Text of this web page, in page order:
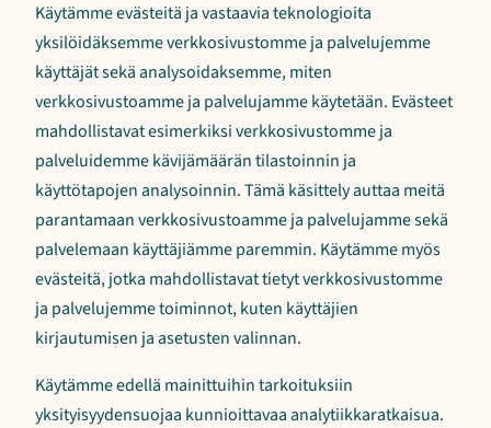
Käytämme evästeitä ja vastaavia teknologioita
yksilöidäksemme verkkosivustomme ja palvelujemme
käyttäjät sekä analysoidaksemme, miten
verkkosivustoamme ja palvelujamme käytetään. Evästeet
mahdollistavat esimerkiksi verkkosivustomme ja
palveluidemme kävijämäärän tilastoinnin ja
käyttötapojen analysoinnin. Tämä käsittely auttaa meitä
parantamaan verkkosivustoamme ja palvelujamme sekä
palvelemaan käyttäjiämme paremmin. Käytämme myös
evästeitä, jotka mahdollistavat tietyt verkkosivustomme
ja palvelujemme toiminnot, kuten käyttäjien
kirjautumisen ja asetusten valinnan.
Käytämme edellä mainittuihin tarkoituksiin
yksityisyydensuojaa kunnioittavaa analytiikkaratkaisua.